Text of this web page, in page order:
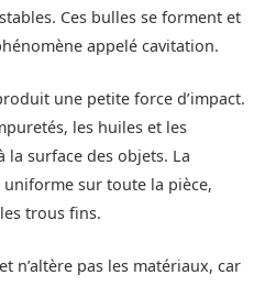
Ces bulles se forment et
appelé cavitation.
une petite force d’impact.
les huiles et les
la surface des objets. La
sur toute la pièce,
trous fins.
n’altère pas les matériaux, car